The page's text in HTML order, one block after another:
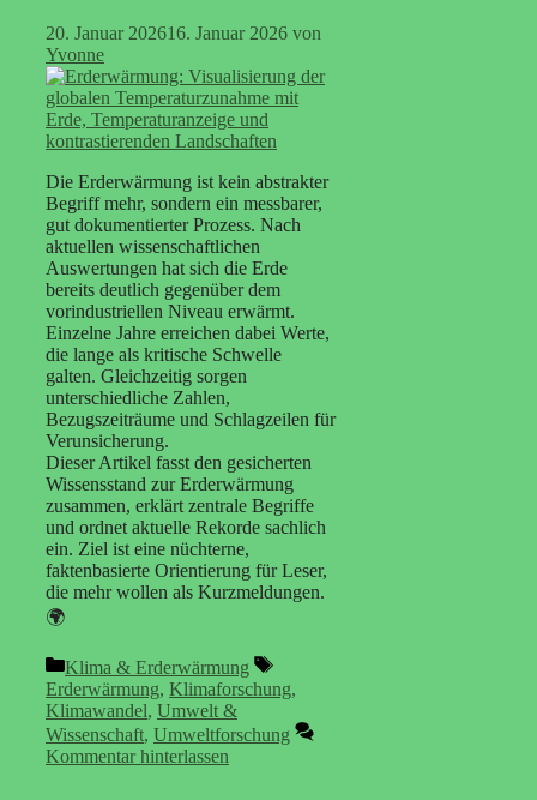
20. Januar 202616. Januar 2026 von
Yvonne
Die Erderwärmung ist kein abstrakter
Begriff mehr, sondern ein messbarer,
gut dokumentierter Prozess. Nach
aktuellen wissenschaftlichen
Auswertungen hat sich die Erde
bereits deutlich gegenüber dem
vorindustriellen Niveau erwärmt.
Einzelne Jahre erreichen dabei Werte,
die lange als kritische Schwelle
galten. Gleichzeitig sorgen
unterschiedliche Zahlen,
Bezugszeiträume und Schlagzeilen für
Verunsicherung.
Dieser Artikel fasst den gesicherten
Wissensstand zur Erderwärmung
zusammen, erklärt zentrale Begriffe
und ordnet aktuelle Rekorde sachlich
ein. Ziel ist eine nüchterne,
faktenbasierte Orientierung für Leser,
die mehr wollen als Kurzmeldungen.
🌍
Kategorien
Klima & Erderwärmung
Schlagwörter
Erderwärmung, Klimaforschung,
Klimawandel, Umwelt &
Wissenschaft, Umweltforschung
Kommentar hinterlassen